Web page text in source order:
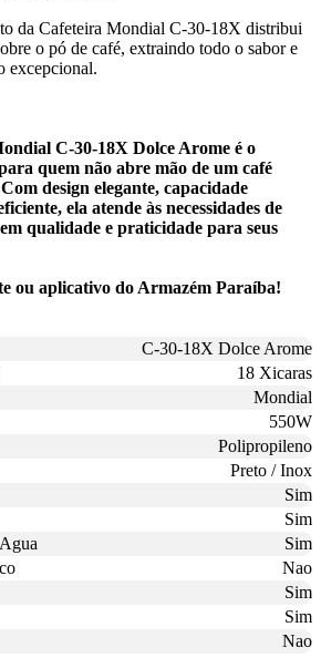
da Cafeteira Mondial C-30-18X distribui
o pó de café, extraindo todo o sabor e
excepcional.
C-30-18X Dolce Arome é o
quem não abre mão de um café
design elegante, capacidade
ela atende às necessidades de
qualidade e praticidade para seus
ou aplicativo do Armazém Paraíba!
C-30-18X Dolce Arome
18 Xicaras
Mondial
550W
Polipropileno
Preto / Inox
Sim
Sim
Sim
Nao
Sim
Sim
Nao